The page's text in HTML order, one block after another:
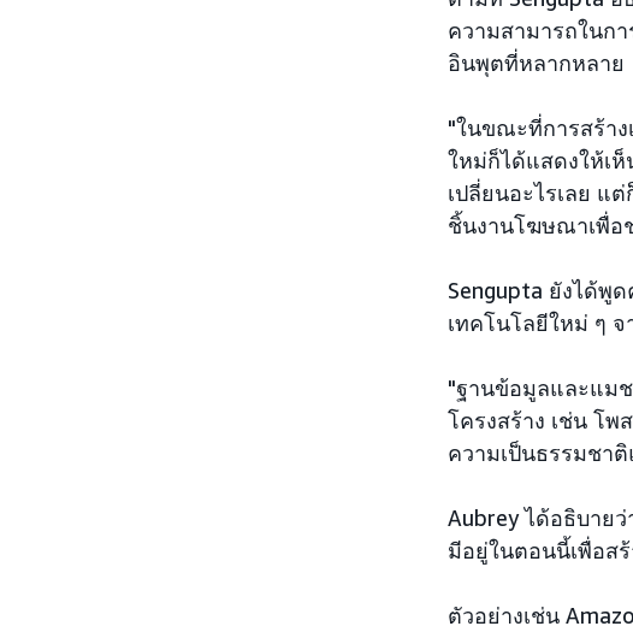
ความสามารถในก
อินพุตที่หลากหลาย
"ในขณะที่การสร้าง
ใหม่ก็ได้แสดงให้เห็
เปลี่ยนอะไรเลย แ
ชิ้นงานโฆษณาเพื่อ
Sengupta ยังได้พู
เทคโนโลยีใหม่ ๆ จ
"ฐานข้อมูลและแม
โครงสร้าง เช่น โ
ความเป็นธรรมชา
Aubrey ได้อธิบาย
มีอยู่ในตอนนี้เพื่อส
ตัวอย่างเช่น